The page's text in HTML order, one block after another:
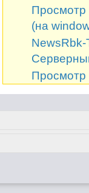
Просмотр
(на
Просмотр